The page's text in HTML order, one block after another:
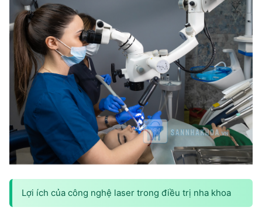
Lợi ích của công nghệ laser trong điều trị nha khoa